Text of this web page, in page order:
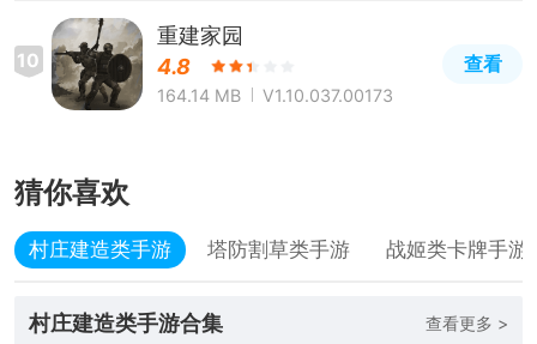
10
重建家园
4.8
164.14 MB V1.10.037.00173
查看
猜你喜欢
村庄建造类手游 塔防割草类手游 战姬类卡牌手游
村庄建造类手游合集 查看更多 >